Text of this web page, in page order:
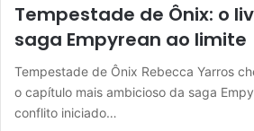
Tempestade de Ônix: o
saga Empyrean ao limite
Tempestade de Ônix Rebecca Yarros
o capítulo mais ambicioso da saga
conflito iniciado…